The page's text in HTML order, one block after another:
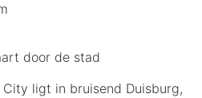
door de stad
ligt in bruisend Duisburg,